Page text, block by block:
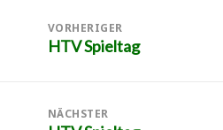
VORHERIGER
Vorheriger
HTV Spieltag
NÄCHSTER